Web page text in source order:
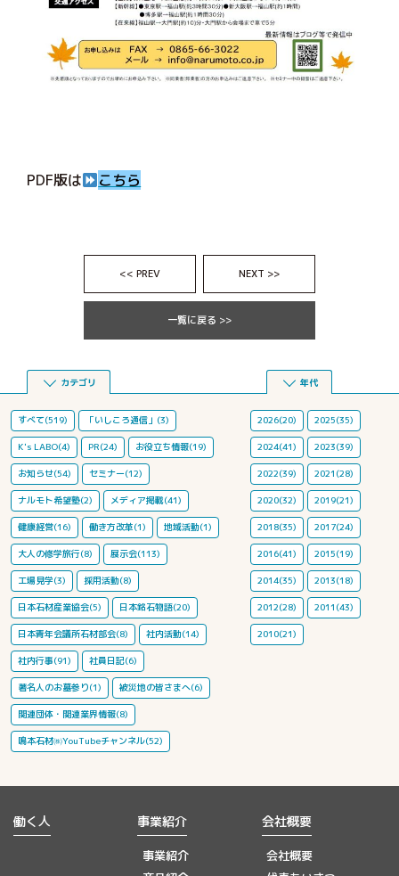
PDF版は こちら
<< PREV NEXT >>
一覧に戻る >>
カテゴリ
すべて(519) 「いしころ通信」(3)
K's LABO(4) PR(24) お役立ち情報(19)
お知らせ(54) セミナー(12)
ナルモト希望塾(2) メディア掲載(41)
健康経営(16) 働き方改革(1) 地域活動(1)
大人の修学旅行(8) 展示会(113)
工場見学(3) 採用活動(8)
日本石材産業協会(5) 日本銘石物語(20)
日本青年会議所石材部会(8) 社内活動(14)
社内行事(91) 社員日記(6)
著名人のお墓参り(1) 被災地の皆さまへ(6)
関連団体・関連業界情報(8)
鳴本石材㈱YouTubeチャンネル(52)
年代
2026(20) 2025(35)
2024(41) 2023(39)
2022(39) 2021(28)
2020(32) 2019(21)
2018(35) 2017(24)
2016(41) 2015(19)
2014(35) 2013(18)
2012(28) 2011(43)
2010(21)
働く人 事業紹介
事業紹介
会社概要
会社概要